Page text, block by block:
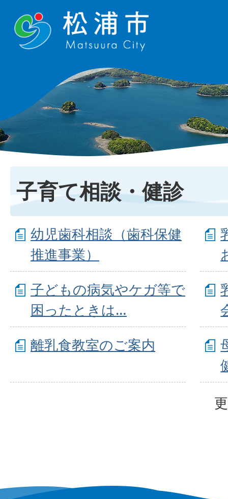
子育て相談・健診
幼児歯科相談（歯科保健
推進事業）
子どもの病気やケガ等で
困ったときは…
離乳食教室のご案内